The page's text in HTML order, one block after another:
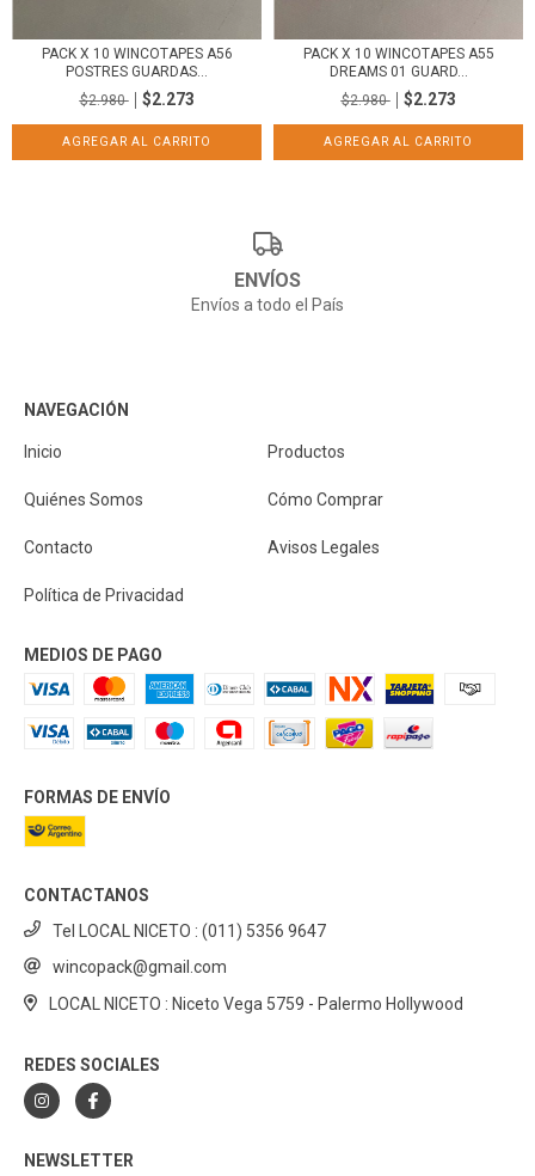
PACK X 10 WINCOTAPES A56
POSTRES GUARDAS...
$2.980
$2.273
PACK X 10 WINCOTAPES A55
DREAMS 01 GUARD...
$2.980
$2.273
ENVÍOS
Envíos a todo el País
NAVEGACIÓN
Inicio Productos
Quiénes Somos Cómo Comprar
Contacto Avisos Legales
Política de Privacidad
MEDIOS DE PAGO
FORMAS DE ENVÍO
CONTACTANOS
Tel LOCAL NICETO : (011) 5356 9647
wincopack@gmail.com
LOCAL NICETO : Niceto Vega 5759 - Palermo Hollywood
REDES SOCIALES
NEWSLETTER